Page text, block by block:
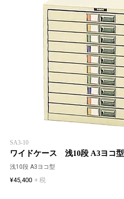
SA3-10
ワイドケース 浅10段 A3ヨコ型
浅10段 A3ヨコ型
¥45,400 + 税